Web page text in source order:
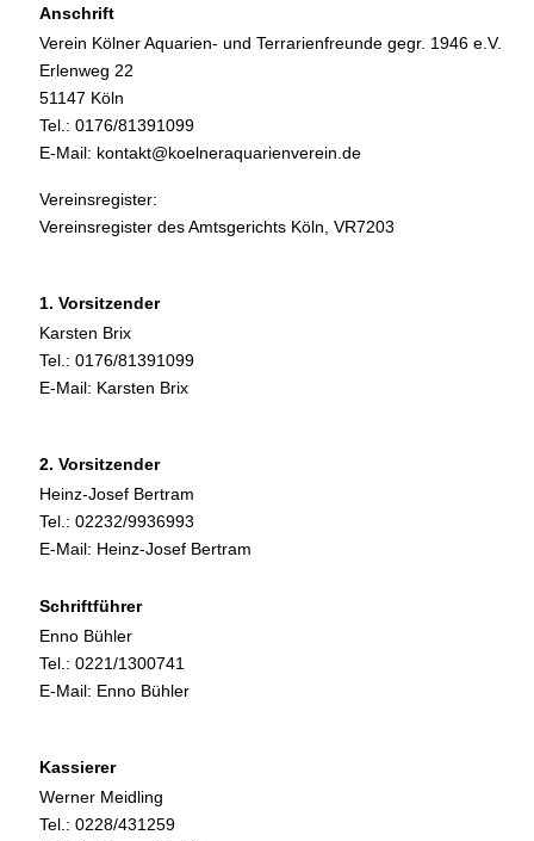
Anschrift
Verein Kölner Aquarien- und Terrarienfreunde gegr. 1946 e.V.
Erlenweg 22
51147 Köln
Tel.: 0176/81391099
E-Mail: kontakt@koelneraquarienverein.de
Vereinsregister:
Vereinsregister des Amtsgerichts Köln, VR7203
1. Vorsitzender
Karsten Brix
Tel.: 0176/81391099
E-Mail: Karsten Brix
2. Vorsitzender
Heinz-Josef Bertram
Tel.: 02232/9936993
E-Mail: Heinz-Josef Bertram
Schriftführer
Enno Bühler
Tel.: 0221/1300741
E-Mail: Enno Bühler
Kassierer
Werner Meidling
Tel.: 0228/431259